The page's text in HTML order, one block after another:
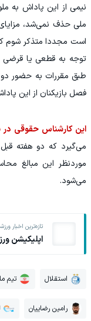
نیمی از این پاداش به
ملی حذف نمی‌شد،
است مجددا متذکر شوم که
توجه به قطعی یا قرضی
طبق مقررات به حضور
فصل بازیکنان از این
این کارشناس حقوقی در
می‌گیرد که دو هفته
موردنظر این مبالغ
می‌شود.
تازه‌ترین اخبار
اپلیکیشن
استقلال تیم
رامین رضاییان